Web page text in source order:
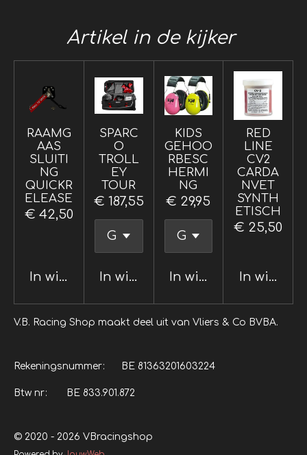
Artikel in de kijker
RAAMG
AAS
SLUITI
NG
QUICKR
ELEASE
€ 42,50
In winkelwagen
SPARC
O
TROLL
EY
TOUR
€ 187,55
In winkelwagen
KIDS
GEHOO
RBESC
HERMI
NG
€ 29,95
In winkelwagen
RED
LINE
CV2
CARDA
NVET
SYNTH
ETISCH
€ 25,50
In
V.B. Racing Shop maakt deel uit van Vliers & Co BVBA.
Rekeningsnummer: BE 81363201603224
Btw nr: BE 833.901.872
© 2020 - 2026 VBracingshop